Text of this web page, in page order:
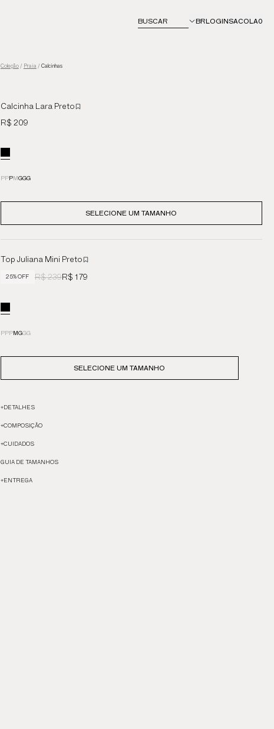
BUSCAR BRLOGINSACOLA0
Coleção/ Praia/ Calcinhas
Calcinha Lara Preto
R$ 209
PPPMGGG
SELECIONE UM TAMANHO
Top Juliana Mini Preto
25% OFF R$ 239R$ 179
PPPMGGG
SELECIONE UM TAMANHO
+DETALHES
+COMPOSIÇÃO
+CUIDADOS
GUIA DE TAMANHOS
+ENTREGA